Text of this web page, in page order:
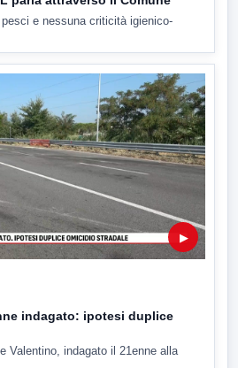
e nessuna criticità igienico-
▶
indagato: ipotesi duplice
Valentino, indagato il 21enne alla